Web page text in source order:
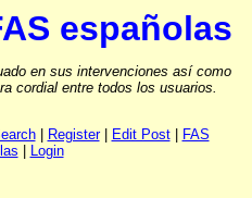
españolas
en sus intervenciones así como
cordial entre todos los usuarios.
| Register| Edit Post|
FAS
Login